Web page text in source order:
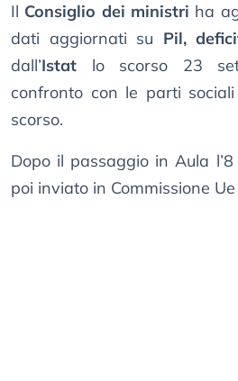
Il Consiglio dei ministri ha
dati aggiornati su Pil,
dall’Istat lo scorso 23
confronto con le parti
scorso.
Dopo il passaggio in Aula
poi inviato in Commissione